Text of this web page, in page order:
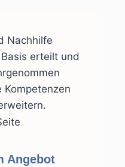
Nachhilfe
erteilt und
Kompetenzen
Angebot